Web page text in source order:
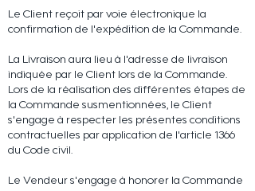
Le Client reçoit par voie électronique la
confirmation de l'expédition de la Commande.
La Livraison aura lieu à l'adresse de livraison
indiquée par le Client lors de la Commande.
Lors de la réalisation des différentes étapes de
la Commande susmentionnées, le Client
s'engage à respecter les présentes conditions
contractuelles par application de l'article 1366
du Code civil.
Le Vendeur s'engage à honorer la Commande